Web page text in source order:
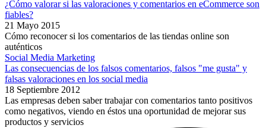
¿Cómo valorar si las valoraciones y comentarios en eCommerce son
fiables?
21 Mayo 2015
Cómo reconocer si los comentarios de las tiendas online son
auténticos
Social Media Marketing
Las consecuencias de los falsos comentarios, falsos "me gusta" y
falsas valoraciones en los social media
18 Septiembre 2012
Las empresas deben saber trabajar con comentarios tanto positivos
como negativos, viendo en éstos una oportunidad de mejorar sus
productos y servicios